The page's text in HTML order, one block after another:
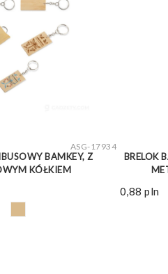
ASG-17934
BAMKEY, Z
KÓŁKIEM
BRELOK
0,88pln